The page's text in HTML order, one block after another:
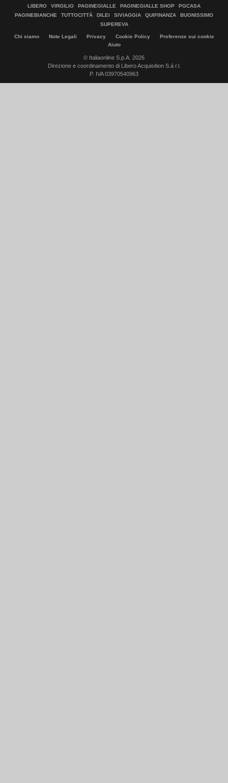
LIBERO VIRGILIO PAGINEGIALLE PAGINEGIALLE SHOP
PGCASA
PAGINEBIANCHE
TUTTOCITTÀ DILEI SIVIAGGIA QUIFINANZA
BUONISSIMO
SUPEREVA
Chi siamo Note Legali Privacy Cookie Policy
Preferenze sui cookie
Aiuto
© Italiaonline S.p.A. 2026
Direzione e coordinamento di Libero Acquisition S.á r.l.
P. IVA 03970540963